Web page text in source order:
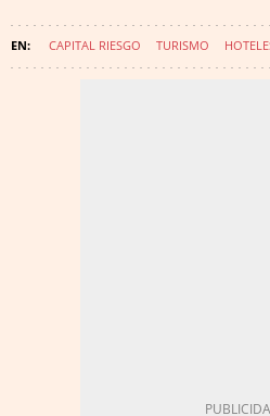
CAPITAL RIESGO TURISMO